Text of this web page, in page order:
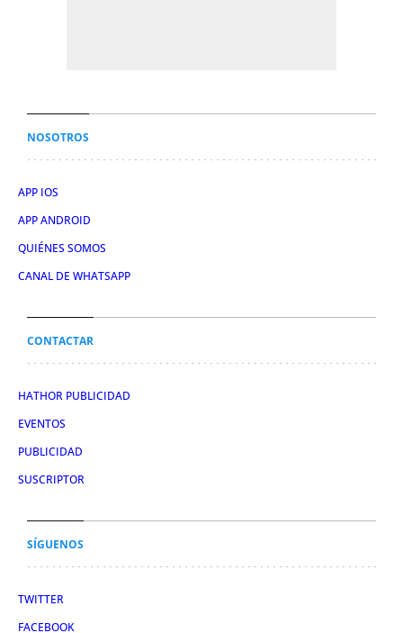
NOSOTROS
APP IOS
APP ANDROID
QUIÉNES SOMOS
CANAL DE WHATSAPP
CONTACTAR
HATHOR PUBLICIDAD
EVENTOS
PUBLICIDAD
SUSCRIPTOR
SÍGUENOS
TWITTER
FACEBOOK